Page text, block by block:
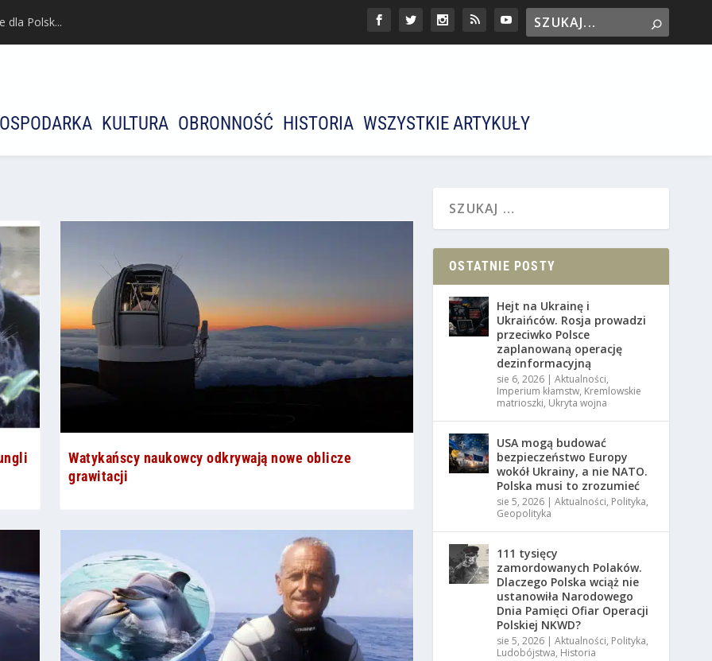
dla Polsk...
KULTURA OBRONNOŚĆ HISTORIA WSZYSTKIE ARTYKUŁY
Watykańscy naukowcy odkrywają nowe oblicze
grawitacji
OSTATNIE POSTY
Hejt na Ukrainę i
Ukraińców. Rosja prowadzi
przeciwko Polsce
zaplanowaną operację
dezinformacyjną
sie 6, 2026 |Aktualności,
Imperium kłamstw, Kremlowskie
matrioszki, Ukryta wojna
USA mogą budować
bezpieczeństwo Europy
wokół Ukrainy, a nie NATO.
Polska musi to zrozumieć
sie 5, 2026 |Aktualności, Polityka,
Geopolityka
111 tysięcy
zamordowanych Polaków.
Dlaczego Polska wciąż nie
ustanowiła Narodowego
Dnia Pamięci Ofiar Operacji
Polskiej NKWD?
sie 5, 2026 |Aktualności, Polityka,
Ludobójstwa, Historia